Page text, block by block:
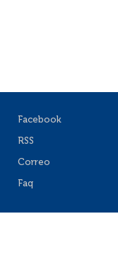
Facebook
RSS
Correo
Faq